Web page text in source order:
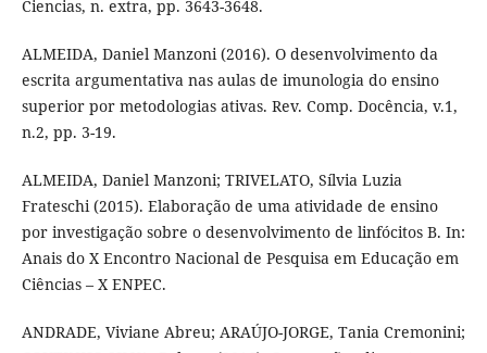
Ciencias, n. extra, pp. 3643-3648.
ALMEIDA, Daniel Manzoni (2016). O desenvolvimento da
escrita argumentativa nas aulas de imunologia do ensino
superior por metodologias ativas. Rev. Comp. Docência, v.1,
n.2, pp. 3-19.
ALMEIDA, Daniel Manzoni; TRIVELATO, Sílvia Luzia
Frateschi (2015). Elaboração de uma atividade de ensino
por investigação sobre o desenvolvimento de linfócitos B. In:
Anais do X Encontro Nacional de Pesquisa em Educação em
Ciências – X ENPEC.
ANDRADE, Viviane Abreu; ARAÚJO-JORGE, Tania Cremonini;